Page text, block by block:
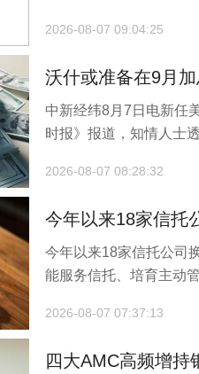
2026-08-07 09:04:25
沃什或准备在9月
中新经纬8月7日电新任
时报》报道，知情人士
2026-08-07 08:28:32
今年以来18家信托
今年以来18家信托公司
能服务信托、培育主动
2026-08-07 07:37:13
四大AMC高频增持